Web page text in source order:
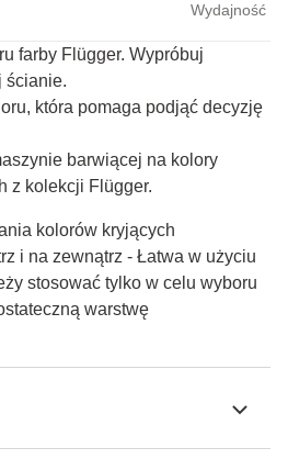
Wydajność
farby Flügger. Wypróbuj
ścianie.
która pomaga podjąć decyzję
barwiącej na kolory
z kolekcji Flügger.
kolorów kryjących
i na zewnątrz - Łatwa w użyciu
stosować tylko w celu wyboru
warstwę